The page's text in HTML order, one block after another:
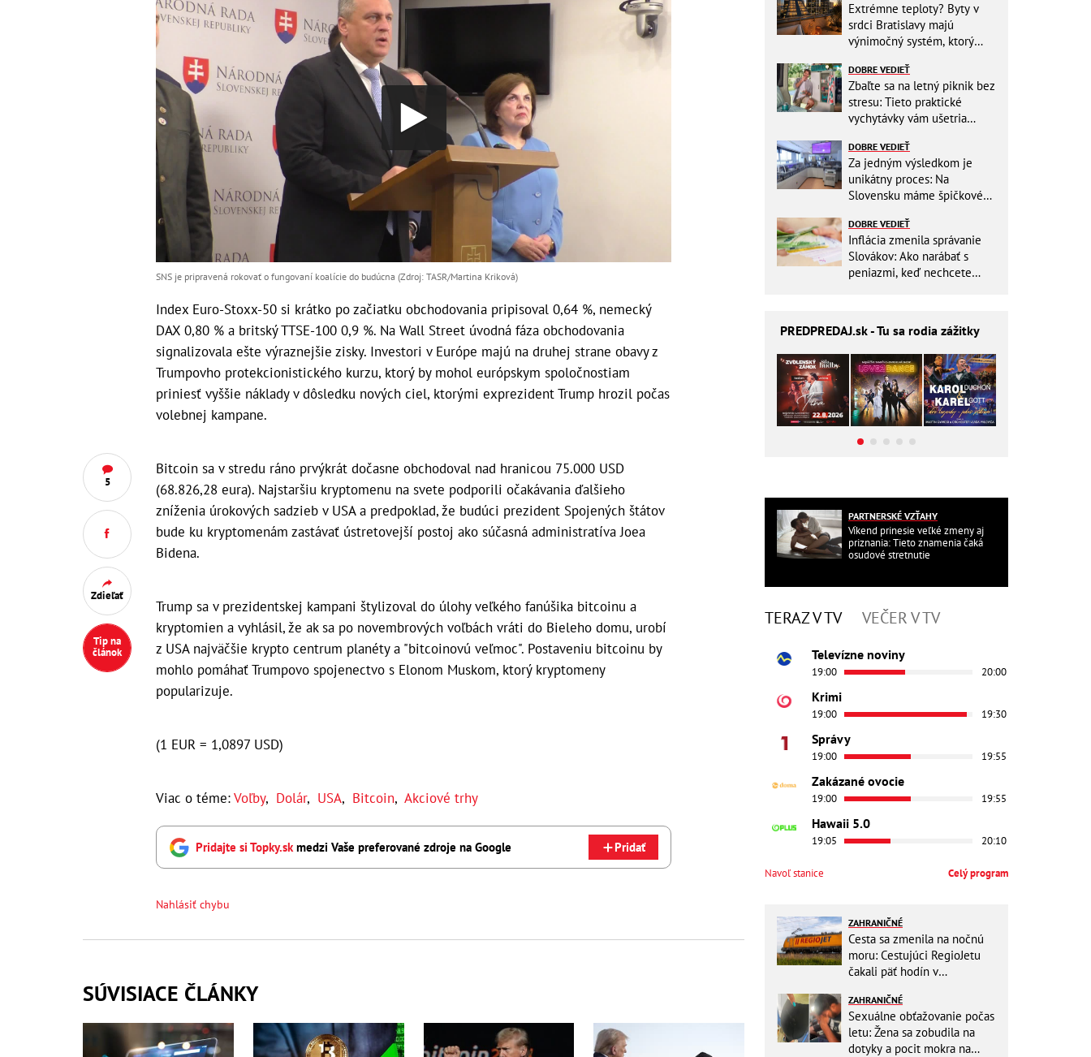
5
Zdieľať
Tip na
článok
SNS je pripravená rokovať o fungovaní koalície do budúcna (Zdroj: TASR/Martina Kriková)
Index Euro-Stoxx-50 si krátko po začiatku obchodovania pripisoval 0,64 %, nemecký
DAX 0,80 % a britský TTSE-100 0,9 %. Na Wall Street úvodná fáza obchodovania
signalizovala ešte výraznejšie zisky. Investori v Európe majú na druhej strane obavy z
Trumpovho protekcionistického kurzu, ktorý by mohol európskym spoločnostiam
priniesť vyššie náklady v dôsledku nových ciel, ktorými exprezident Trump hrozil počas
volebnej kampane.
Bitcoin sa v stredu ráno prvýkrát dočasne obchodoval nad hranicou 75.000 USD
(68.826,28 eura). Najstaršiu kryptomenu na svete podporili očakávania ďalšieho
zníženia úrokových sadzieb v USA a predpoklad, že budúci prezident Spojených štátov
bude ku kryptomenám zastávať ústretovejší postoj ako súčasná administratíva Joea
Bidena.
Trump sa v prezidentskej kampani štylizoval do úlohy veľkého fanúšika bitcoinu a
kryptomien a vyhlásil, že ak sa po novembrových voľbách vráti do Bieleho domu, urobí
z USA najväčšie krypto centrum planéty a "bitcoinovú veľmoc". Postaveniu bitcoinu by
mohlo pomáhať Trumpovo spojenectvo s Elonom Muskom, ktorý kryptomeny
popularizuje.
(1 EUR = 1,0897 USD)
Viac o téme:Voľby, Dolár, USA, Bitcoin, Akciové trhy
Pridajte si Topky.skmedzi Vaše preferované zdroje na Google Pridať
Nahlásiť chybu
SÚVISIACE ČLÁNKY
Extrémne teploty? Byty v
srdci Bratislavy majú
výnimočný systém, ktorý
DOBRE VEDIEŤ
Zbaľte sa na letný piknik bez
stresu: Tieto praktické
vychytávky vám ušetria
DOBRE VEDIEŤ
Za jedným výsledkom je
unikátny proces: Na
Slovensku máme špičkové
DOBRE VEDIEŤ
Inflácia zmenila správanie
Slovákov: Ako narábať s
peniazmi, keď nechcete
PREDPREDAJ.sk - Tu sa rodia zážitky
PARTNERSKÉ VZŤAHY
Víkend prinesie veľké zmeny aj
priznania: Tieto znamenia čaká
osudové stretnutie
TERAZ V TV VEČER V TV
Televízne noviny
19:00 20:00
Krimi
19:00 19:30
Správy
19:00 19:55
Zakázané ovocie
19:00 19:55
Hawaii 5.0
19:05 20:10
Navoľ stanice Celý program
ZAHRANIČNÉ
Cesta sa zmenila na nočnú
moru: Cestujúci RegioJetu
čakali päť hodín v
lokomotíva
ZAHRANIČNÉ
Sexuálne obťažovanie počas
letu: Žena sa zobudila na
dotyky a pocit mokra na